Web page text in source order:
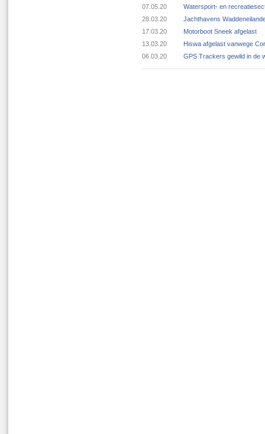
07.05.20
Watersport- en
28.03.20
Jachthavens
17.03.20
Motorboot Sneek afgelast
13.03.20
Hiswa afgelast vanwege
06.03.20
GPS Trackers gewild in de